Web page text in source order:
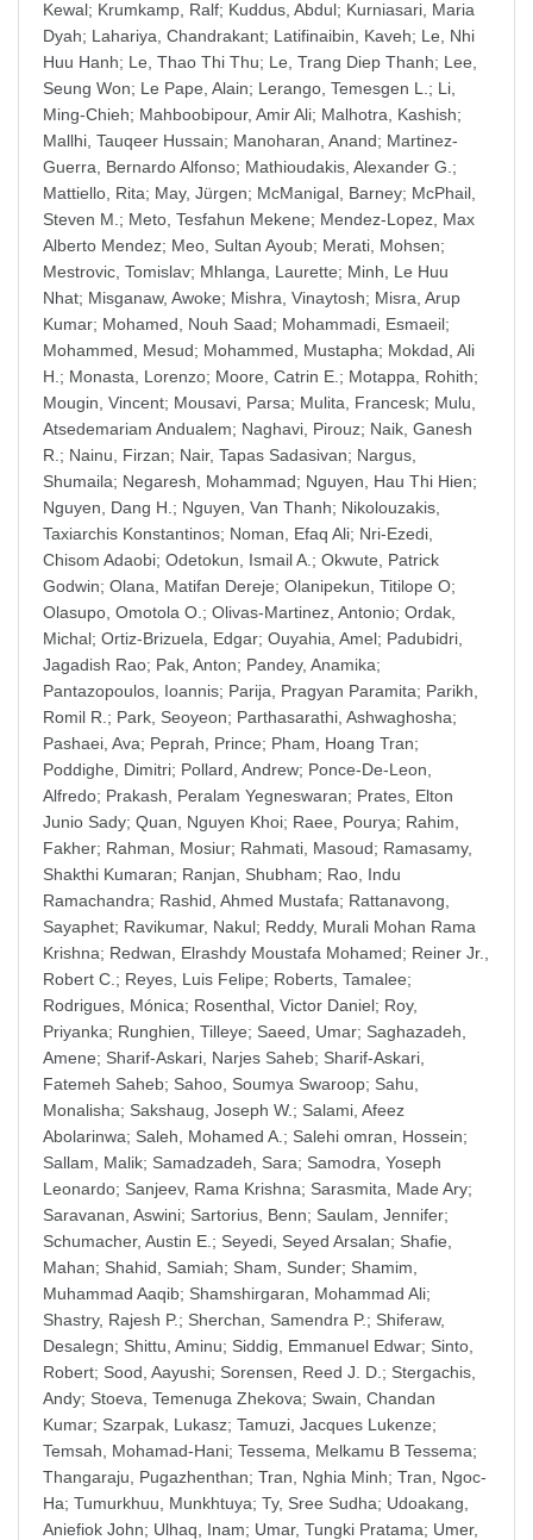
Kewal; Krumkamp, Ralf; Kuddus, Abdul; Kurniasari, Maria
Dyah; Lahariya, Chandrakant; Latifinaibin, Kaveh; Le, Nhi
Huu Hanh; Le, Thao Thi Thu; Le, Trang Diep Thanh; Lee,
Seung Won; Le Pape, Alain; Lerango, Temesgen L. ; Li,
Ming-Chieh; Mahboobipour, Amir Ali; Malhotra, Kashish;
Mallhi, Tauqeer Hussain; Manoharan, Anand; Martinez-
Guerra, Bernardo Alfonso; Mathioudakis, Alexander G. ;
Mattiello, Rita; May, Jürgen; McManigal, Barney; McPhail,
Steven M. ; Meto, Tesfahun Mekene; Mendez-Lopez, Max
Alberto Mendez; Meo, Sultan Ayoub; Merati, Mohsen;
Mestrovic, Tomislav; Mhlanga, Laurette; Minh, Le Huu
Nhat; Misganaw, Awoke; Mishra, Vinaytosh; Misra, Arup
Kumar; Mohamed, Nouh Saad; Mohammadi, Esmaeil;
Mohammed, Mesud; Mohammed, Mustapha; Mokdad, Ali
H. ; Monasta, Lorenzo; Moore, Catrin E. ; Motappa, Rohith;
Mougin, Vincent; Mousavi, Parsa; Mulita, Francesk; Mulu,
Atsedemariam Andualem; Naghavi, Pirouz; Naik, Ganesh
R. ; Nainu, Firzan; Nair, Tapas Sadasivan; Nargus,
Shumaila; Negaresh, Mohammad; Nguyen, Hau Thi Hien;
Nguyen, Dang H. ; Nguyen, Van Thanh; Nikolouzakis,
Taxiarchis Konstantinos; Noman, Efaq Ali; Nri-Ezedi,
Chisom Adaobi; Odetokun, Ismail A. ; Okwute, Patrick
Godwin; Olana, Matifan Dereje; Olanipekun, Titilope O;
Olasupo, Omotola O. ; Olivas-Martinez, Antonio; Ordak,
Michal; Ortiz-Brizuela, Edgar; Ouyahia, Amel; Padubidri,
Jagadish Rao; Pak, Anton; Pandey, Anamika;
Pantazopoulos, Ioannis; Parija, Pragyan Paramita; Parikh,
Romil R. ; Park, Seoyeon; Parthasarathi, Ashwaghosha;
Pashaei, Ava; Peprah, Prince; Pham, Hoang Tran;
Poddighe, Dimitri; Pollard, Andrew; Ponce-De-Leon,
Alfredo; Prakash, Peralam Yegneswaran; Prates, Elton
Junio Sady; Quan, Nguyen Khoi; Raee, Pourya; Rahim,
Fakher; Rahman, Mosiur; Rahmati, Masoud; Ramasamy,
Shakthi Kumaran; Ranjan, Shubham; Rao, Indu
Ramachandra; Rashid, Ahmed Mustafa; Rattanavong,
Sayaphet; Ravikumar, Nakul; Reddy, Murali Mohan Rama
Krishna; Redwan, Elrashdy Moustafa Mohamed; Reiner Jr.,
Robert C. ; Reyes, Luis Felipe; Roberts, Tamalee;
Rodrigues, Mónica; Rosenthal, Victor Daniel; Roy,
Priyanka; Runghien, Tilleye; Saeed, Umar; Saghazadeh,
Amene; Sharif-Askari, Narjes Saheb; Sharif-Askari,
Fatemeh Saheb; Sahoo, Soumya Swaroop; Sahu,
Monalisha; Sakshaug, Joseph W. ; Salami, Afeez
Abolarinwa; Saleh, Mohamed A. ; Salehi omran, Hossein;
Sallam, Malik; Samadzadeh, Sara; Samodra, Yoseph
Leonardo; Sanjeev, Rama Krishna; Sarasmita, Made Ary;
Saravanan, Aswini; Sartorius, Benn; Saulam, Jennifer;
Schumacher, Austin E. ; Seyedi, Seyed Arsalan; Shafie,
Mahan; Shahid, Samiah; Sham, Sunder; Shamim,
Muhammad Aaqib; Shamshirgaran, Mohammad Ali;
Shastry, Rajesh P.; Sherchan, Samendra P.; Shiferaw,
Desalegn; Shittu, Aminu; Siddig, Emmanuel Edwar; Sinto,
Robert; Sood, Aayushi; Sorensen, Reed J. D. ; Stergachis,
Andy; Stoeva, Temenuga Zhekova; Swain, Chandan
Kumar; Szarpak, Lukasz; Tamuzi, Jacques Lukenze;
Temsah, Mohamad-Hani; Tessema, Melkamu B Tessema;
Thangaraju, Pugazhenthan; Tran, Nghia Minh; Tran, Ngoc-
Ha; Tumurkhuu, Munkhtuya; Ty, Sree Sudha; Udoakang,
Aniefiok John; Ulhaq, Inam; Umar, Tungki Pratama; Umer,